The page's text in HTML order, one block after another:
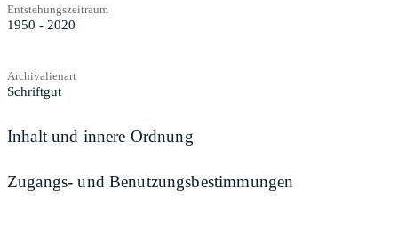
Entstehungszeitraum
1950 - 2020
Archivalienart
Schriftgut
Inhalt und innere Ordnung
Zugangs- und Benutzungsbestimmungen